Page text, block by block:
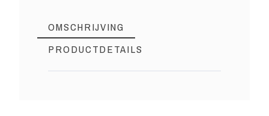
OMSCHRIJVING
PRODUCTDETAILS